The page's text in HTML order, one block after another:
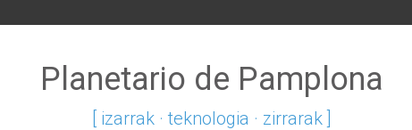
Planetario de Pamplona
[ izarrak · teknologia · zirrarak ]